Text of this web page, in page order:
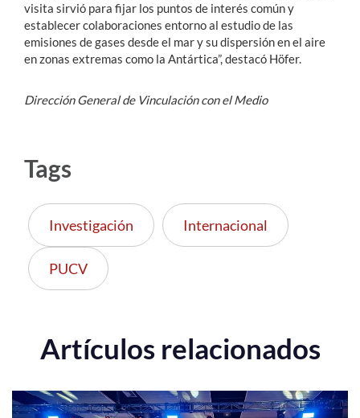
visita sirvió para fijar los puntos de interés común y
establecer colaboraciones entorno al estudio de las
emisiones de gases desde el mar y su dispersión en el aire
en zonas extremas como la Antártica”, destacó Höfer.
Dirección General de Vinculación con el Medio
Tags
Investigación Internacional
PUCV
Artículos relacionados